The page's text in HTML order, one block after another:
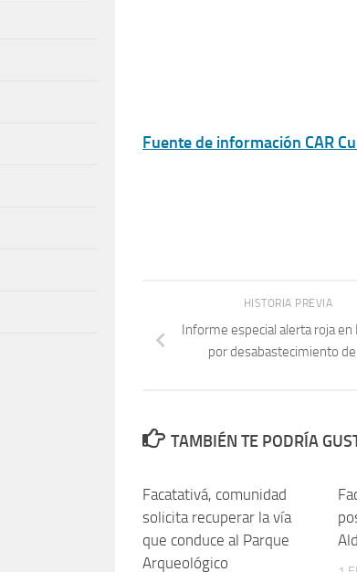
Fuente de información CAR
HISTORIA PREVIA
Informe especial alerta roja en
por desabastecimiento
TAMBIÉN TE PODRÍA
Facatativá, comunidad
solicita recuperar la vía
que conduce al Parque
Arqueológico